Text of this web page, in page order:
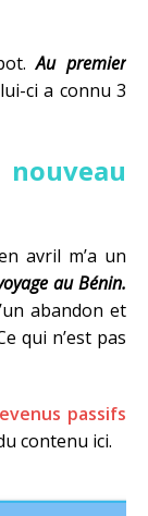
Au premier
ci a connu 3
avril m’a un
au Bénin.
abandon et
qui n’est pas
passifs
contenu ici.